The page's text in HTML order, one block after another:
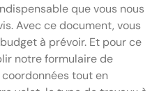
que vous nous
Avec ce document, vous
à prévoir. Et pour ce
notre formulaire de
tout en